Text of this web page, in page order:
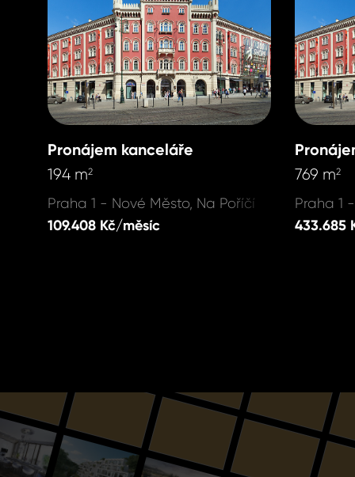
Pronájem kanceláře
194 m2
Praha 1 - Nové Město, Na Poříčí
109.408 Kč/měsíc
769 m2
Praha 1
433.685